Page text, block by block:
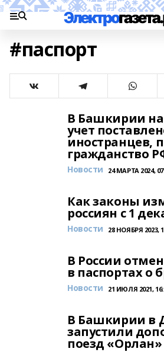
#паспорт
В Башкирии
учет
иностранцев,
гражданство
Новости 24 МАРТА 2024,
Как законы
россиян с 1
Новости 28 НОЯБРЯ 2023,
В России
в паспортах о
Новости 21 ИЮЛЯ 2021,
В Башкирии в
запустили
поезд «Орлан»